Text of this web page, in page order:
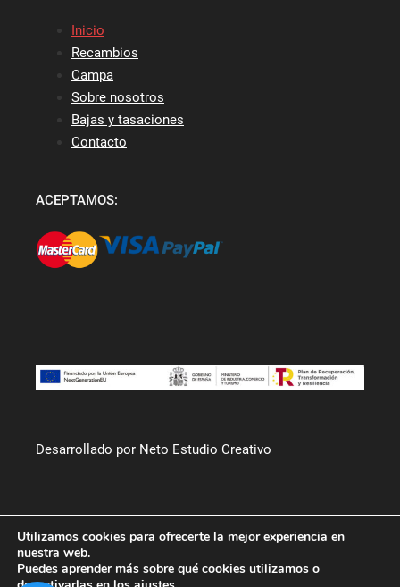
Inicio
Recambios
Campa
Sobre nosotros
Bajas y tasaciones
Contacto
ACEPTAMOS:
Desarrollado por Neto Estudio Creativo
Utilizamos cookies para ofrecerte la mejor experiencia en
nuestra web.
Puedes aprender más sobre qué cookies utilizamos o